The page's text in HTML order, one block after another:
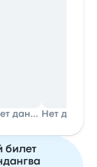
Нет данных
билет